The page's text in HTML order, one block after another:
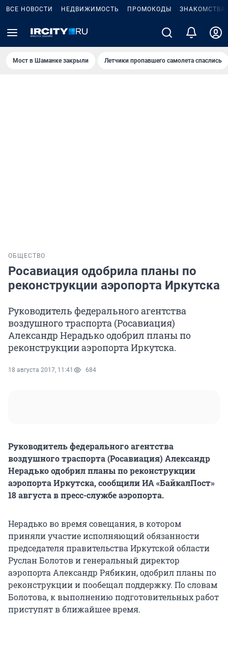
ВСЕ НОВОСТИ НЕДВИЖИМОСТЬ ПРОМОКОДЫ ЗНАКОМСТВА
Мост в Шаманке закрыли Летчики пропавшего самолета спаслись
ОБЩЕСТВО
Росавиация одобрила планы по
реконструкции аэропорта Иркутска
Руководитель федерального агентства
воздушного траспорта (Росавиация)
Александр Нерадько одобрил планы по
реконструкции аэропорта Иркутска.
18 августа 2017, 11:41 684
Руководитель федерального агентства
воздушного траспорта (Росавиация) Александр
Нерадько одобрил планы по реконструкции
аэропорта Иркутска, сообщили ИА «БайкалПост»
18 августа в пресс-службе аэропорта.
Нерадько во время совещания, в котором
приняли участие исполняющий обязанности
председателя правительства Иркутской области
Руслан Болотов и генеральный директор
аэропорта Александр Рябикин, одобрил планы по
реконструкции и пообещал поддержку. По словам
Болотова, к выполнению подготовительных работ
приступят в ближайшее время.